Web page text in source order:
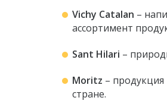
Vichy Catalan –
ассортимент
Sant Hilari –
Moritz –
стране.